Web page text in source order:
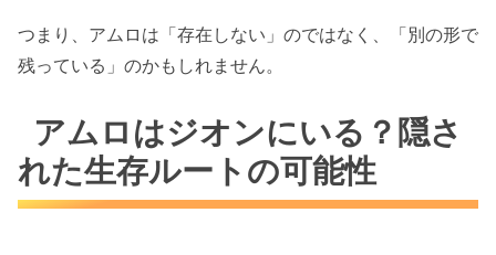
つまり、アムロは「存在しない」のではなく、「別の形で
残っている」のかもしれません。
アムロはジオンにいる？隠さ
れた生存ルートの可能性